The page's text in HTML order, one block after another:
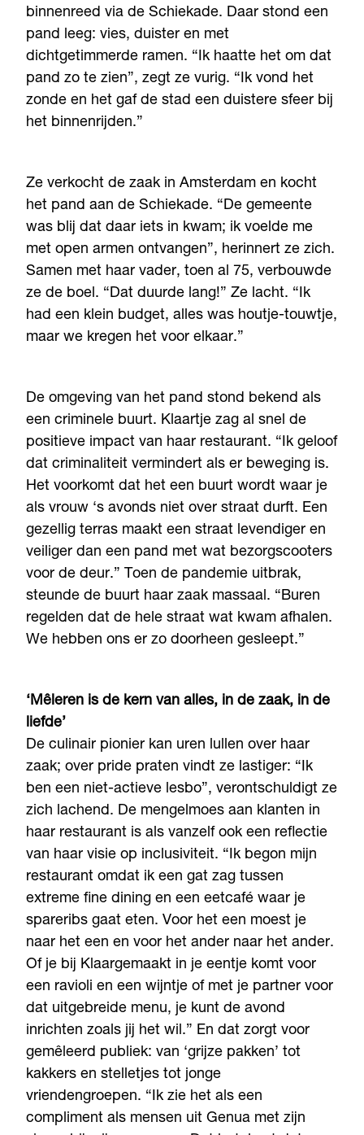
binnenreed via de Schiekade. Daar stond een
pand leeg: vies, duister en met
dichtgetimmerde ramen. “Ik haatte het om dat
pand zo te zien”, zegt ze vurig. “Ik vond het
zonde en het gaf de stad een duistere sfeer bij
het binnenrijden.”
Ze verkocht de zaak in Amsterdam en kocht
het pand aan de Schiekade. “De gemeente
was blij dat daar iets in kwam; ik voelde me
met open armen ontvangen”, herinnert ze zich.
Samen met haar vader, toen al 75, verbouwde
ze de boel. “Dat duurde lang!” Ze lacht. “Ik
had een klein budget, alles was houtje-touwtje,
maar we kregen het voor elkaar.”
De omgeving van het pand stond bekend als
een criminele buurt. Klaartje zag al snel de
positieve impact van haar restaurant. “Ik geloof
dat criminaliteit vermindert als er beweging is.
Het voorkomt dat het een buurt wordt waar je
als vrouw ‘s avonds niet over straat durft. Een
gezellig terras maakt een straat levendiger en
veiliger dan een pand met wat bezorgscooters
voor de deur.” Toen de pandemie uitbrak,
steunde de buurt haar zaak massaal. “Buren
regelden dat de hele straat wat kwam afhalen.
We hebben ons er zo doorheen gesleept.”
‘Mêleren is de kern van alles, in de zaak, in de
liefde’
De culinair pionier kan uren lullen over haar
zaak; over pride praten vindt ze lastiger: “Ik
ben een niet-actieve lesbo”, verontschuldigt ze
zich lachend. De mengelmoes aan klanten in
haar restaurant is als vanzelf ook een reflectie
van haar visie op inclusiviteit. “Ik begon mijn
restaurant omdat ik een gat zag tussen
extreme fine dining en een eetcafé waar je
spareribs gaat eten. Voor het een moest je
naar het een en voor het ander naar het ander.
Of je bij Klaargemaakt in je eentje komt voor
een ravioli en een wijntje of met je partner voor
dat uitgebreide menu, je kunt de avond
inrichten zoals jij het wil.” En dat zorgt voor
gemêleerd publiek: van ‘grijze pakken’ tot
kakkers en stelletjes tot jonge
vriendengroepen. “Ik zie het als een
compliment als mensen uit Genua met zijn